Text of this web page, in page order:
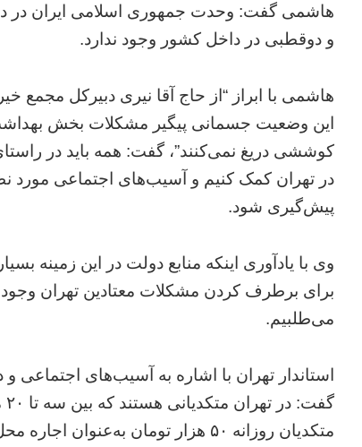
هاشمی گفت: وحدت جمهوری اسلامی ایران در
و دوقطبی در داخل کشور وجود ندارد.
هاشمی با ابراز “از حاج آقا نیری دبیرکل مجمع
این وضعیت جسمانی پیگیر مشکلات بخش
کوششی دریغ نمی‌کنند”، گفت: همه باید در
در تهران کمک کنیم و آسیب‌های اجتماعی مورد
پیش‌گیری شود.
وی با یادآوری اینکه منابع دولت در این
برای برطرف کردن مشکلات معتادین تهران وجود
می‌طلبیم.
استاندار تهران با اشاره به آسیب‌های اجتماعی و
متکدیان روزانه ۵۰ هزار تومان